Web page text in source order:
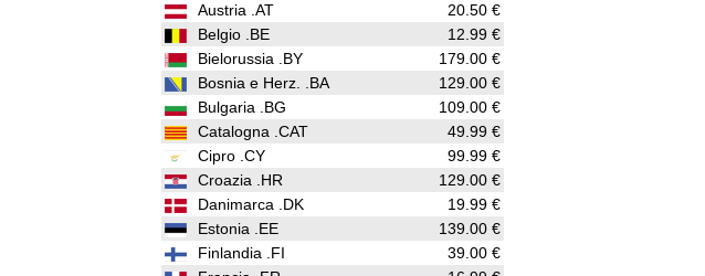
Austria .AT
20.50 €
Belgio .BE
12.99 €
Bielorussia .BY
179.00 €
Bosnia e Herz. .BA
129.00 €
Bulgaria .BG
109.00 €
Catalogna .CAT
49.99 €
Cipro .CY
99.99 €
Croazia .HR
129.00 €
Danimarca .DK
19.99 €
Estonia .EE
139.00 €
Finlandia .FI
39.00 €